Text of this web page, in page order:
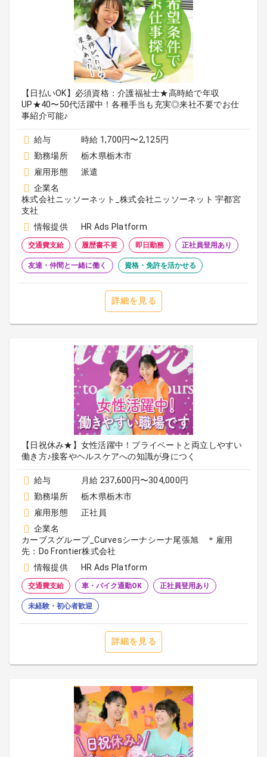
【日払いOK】必須資格：介護福祉士★高時給で年収
UP★40〜50代活躍中！各種手当も充実◎来社不要でお仕
事紹介可能♪
給与
時給 1,700円〜2,125円
勤務場所
栃木県栃木市
雇用形態
派遣
企業名
株式会社ニッソーネット_株式会社ニッソーネット 宇都宮
支社
情報提供
HR Ads Platform
交通費支給 履歴書不要 即日勤務 正社員登用あり
友達・仲間と一緒に働く 資格・免許を活かせる
詳細を見る
【日祝休み★】女性活躍中！プライベートと両立しやすい
働き方♪接客やヘルスケアへの知識が身につく
給与
月給 237,600円〜304,000円
勤務場所
栃木県栃木市
雇用形態
正社員
企業名
カーブスグループ_Curvesシーナシーナ尾張旭 ＊雇用
先：Do Frontier株式会社
情報提供
HR Ads Platform
交通費支給 車・バイク通勤OK 正社員登用あり
未経験・初心者歓迎
詳細を見る